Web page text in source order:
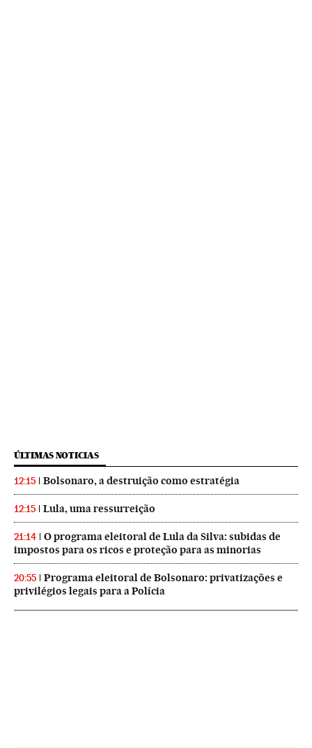
ÚLTIMAS NOTICIAS
12:15 Bolsonaro, a destruição como estratégia
12:15 Lula, uma ressurreição
21:14
O programa eleitoral de Lula da Silva: subidas de
impostos para os ricos e proteção para as minorias
20:55
Programa eleitoral de Bolsonaro: privatizações e
privilégios legais para a Polícia